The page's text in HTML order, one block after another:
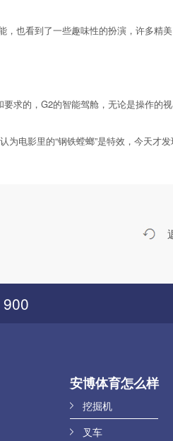
看到了一些趣味性的扮演，许多精美
的，G2的智能驾舱，无论是操作的视
影里的“钢铁螳螂”是特效，今天才
安博体育怎么样
挖掘机
叉车